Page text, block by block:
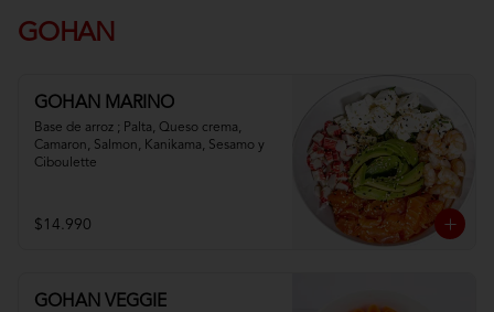
GOHAN
GOHAN MARINO
Base de arroz ; Palta, Queso crema,
Camaron, Salmon, Kanikama, Sesamo y
Ciboulette
$14.990
GOHAN VEGGIE